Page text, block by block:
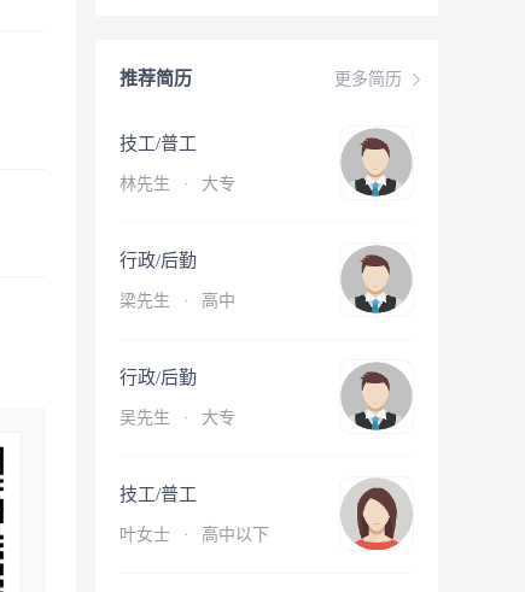
更多简历
推荐简历
技工/普工
林先生 · 大专
行政/后勤
梁先生 · 高中
行政/后勤
吴先生 · 大专
技工/普工
叶女士 · 高中以下